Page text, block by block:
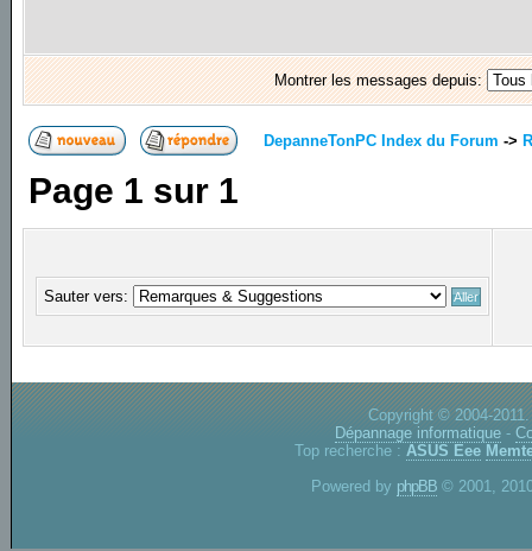
Montrer les messages depuis:
DepanneTonPC Index du Forum ->
Page 1 sur 1
Sauter vers:
Copyright © 2004-
Dépannage informatique -
Top recherche : ASUS Eee
Powered by phpBB © 2001,